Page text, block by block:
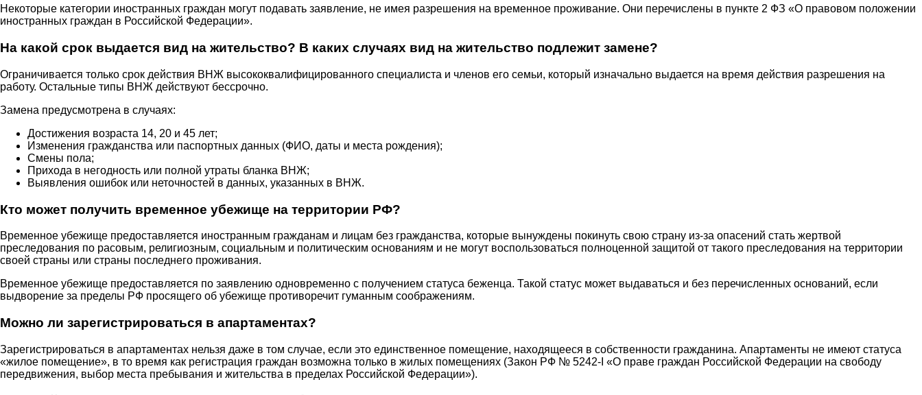
Некоторые категории иностранных граждан могут подавать заявление, не имея разрешения на временное проживание. Они перечислены в пункте 2 ФЗ «О правовом положении
иностранных граждан в Российской Федерации».
На какой срок выдается вид на жительство? В каких случаях вид на жительство подлежит замене?
Ограничивается только срок действия ВНЖ высококвалифицированного специалиста и членов его семьи, который изначально выдается на время действия разрешения на
работу. Остальные типы ВНЖ действуют бессрочно.
Замена предусмотрена в случаях:
Достижения возраста 14, 20 и 45 лет;
Изменения гражданства или паспортных данных (ФИО, даты и места рождения);
Смены пола;
Прихода в негодность или полной утраты бланка ВНЖ;
Выявления ошибок или неточностей в данных, указанных в ВНЖ.
Кто может получить временное убежище на территории РФ?
Временное убежище предоставляется иностранным гражданам и лицам без гражданства, которые вынуждены покинуть свою страну из-за опасений стать жертвой
преследования по расовым, религиозным, социальным и политическим основаниям и не могут воспользоваться полноценной защитой от такого преследования на территории
своей страны или страны последнего проживания.
Временное убежище предоставляется по заявлению одновременно с получением статуса беженца. Такой статус может выдаваться и без перечисленных оснований, если
выдворение за пределы РФ просящего об убежище противоречит гуманным соображениям.
Можно ли зарегистрироваться в апартаментах?
Зарегистрироваться в апартаментах нельзя даже в том случае, если это единственное помещение, находящееся в собственности гражданина. Апартаменты не имеют статуса
«жилое помещение», в то время как регистрация граждан возможна только в жилых помещениях (Закон РФ № 5242-I «О праве граждан Российской Федерации на свободу
передвижения, выбор места пребывания и жительства в пределах Российской Федерации»).